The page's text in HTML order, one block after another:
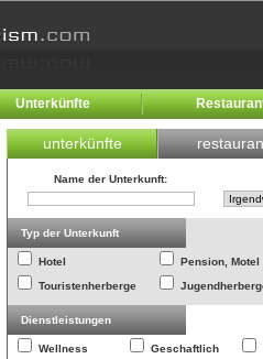
Unterkünfte
unterkünfte
Name der Unterkunft:
Typ der Unterkunft
Hotel
Pension, Motel
Touristenherberge
Dienstleistungen
Wellness
Geschaftlich